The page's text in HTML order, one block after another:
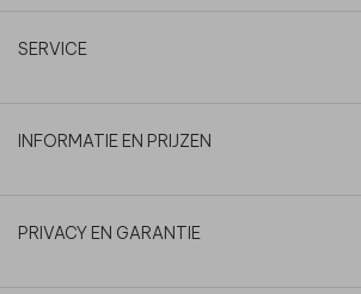
SERVICE
INFORMATIE EN PRIJZEN
PRIVACY EN GARANTIE